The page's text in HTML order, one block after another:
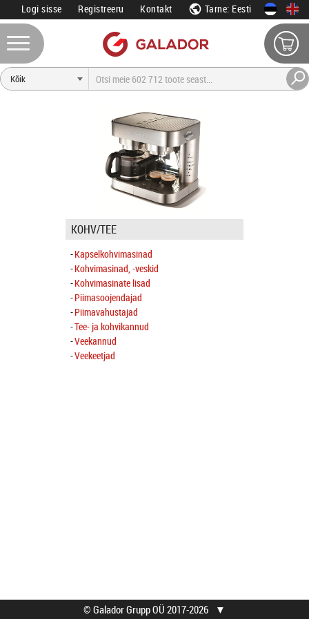
Logi sisse Registreeru Kontakt Tarne: Eesti
KOHV/TEE
Kapselkohvimasinad
Kohvimasinad, -veskid
Kohvimasinate lisad
Piimasoojendajad
Piimavahustajad
Tee- ja kohvikannud
Veekannud
Veekeetjad
© Galador Grupp OÜ 2017-2026 ▼